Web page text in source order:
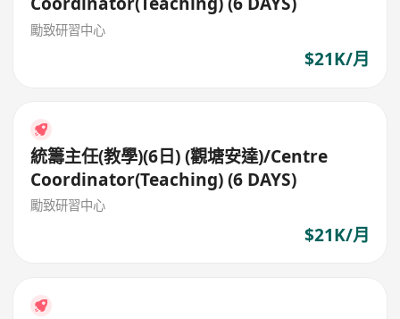
勵致研習中心
$21K/月
統籌主任(教學)(6日) (觀塘安達)/Centre
Coordinator(Teaching) (6 DAYS)
勵致研習中心
$21K/月